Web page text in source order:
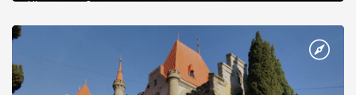
Ніжин греки?